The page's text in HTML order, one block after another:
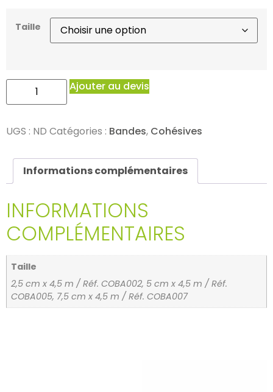
Taille
Ajouter au devis
UGS : ND Catégories : Bandes, Cohésives
Informations complémentaires
INFORMATIONS
COMPLÉMENTAIRES
Taille
2,5 cm x 4,5 m / Réf. COBA002, 5 cm x 4,5 m / Réf.
COBA005, 7,5 cm x 4,5 m / Réf. COBA007